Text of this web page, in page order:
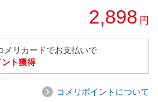
2,898 円
メリカードでお支払いで
ト獲得
コメリポイントについて